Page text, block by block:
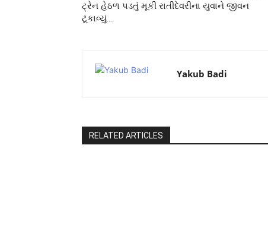
ટ્રેન હેઠળ પડતું મૂકી રાતીદેવરીના યુવાને જીવન
ટૂંકાવ્યું….
Yakub Badi
RELATED ARTICLES